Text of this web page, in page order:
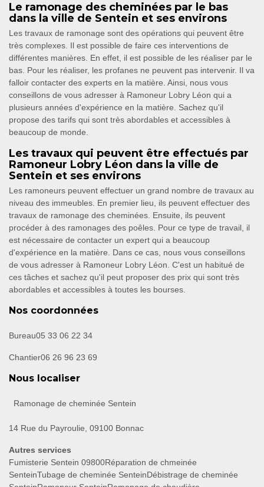
Le ramonage des cheminées par le bas
dans la ville de Sentein et ses environs
Les travaux de ramonage sont des opérations qui peuvent être
très complexes. Il est possible de faire ces interventions de
différentes manières. En effet, il est possible de les réaliser par le
bas. Pour les réaliser, les profanes ne peuvent pas intervenir. Il va
falloir contacter des experts en la matière. Ainsi, nous vous
conseillons de vous adresser à Ramoneur Lobry Léon qui a
plusieurs années d'expérience en la matière. Sachez qu'il
propose des tarifs qui sont très abordables et accessibles à
beaucoup de monde.
Les travaux qui peuvent être effectués par
Ramoneur Lobry Léon dans la ville de
Sentein et ses environs
Les ramoneurs peuvent effectuer un grand nombre de travaux au
niveau des immeubles. En premier lieu, ils peuvent effectuer des
travaux de ramonage des cheminées. Ensuite, ils peuvent
procéder à des ramonages des poêles. Pour ce type de travail, il
est nécessaire de contacter un expert qui a beaucoup
d'expérience en la matière. Dans ce cas, nous vous conseillons
de vous adresser à Ramoneur Lobry Léon. C'est un habitué de
ces tâches et sachez qu'il peut proposer des prix qui sont très
abordables et accessibles à toutes les bourses.
Nos coordonnées
Bureau05 33 06 22 34
Chantier06 26 96 23 69
Nous localiser
Ramonage de cheminée Sentein
14 Rue du Payroulie, 09100 Bonnac
Autres services
Fumisterie Sentein 09800Réparation de chmeinée
SenteinTubage de cheminée SenteinDébistrage de cheminée